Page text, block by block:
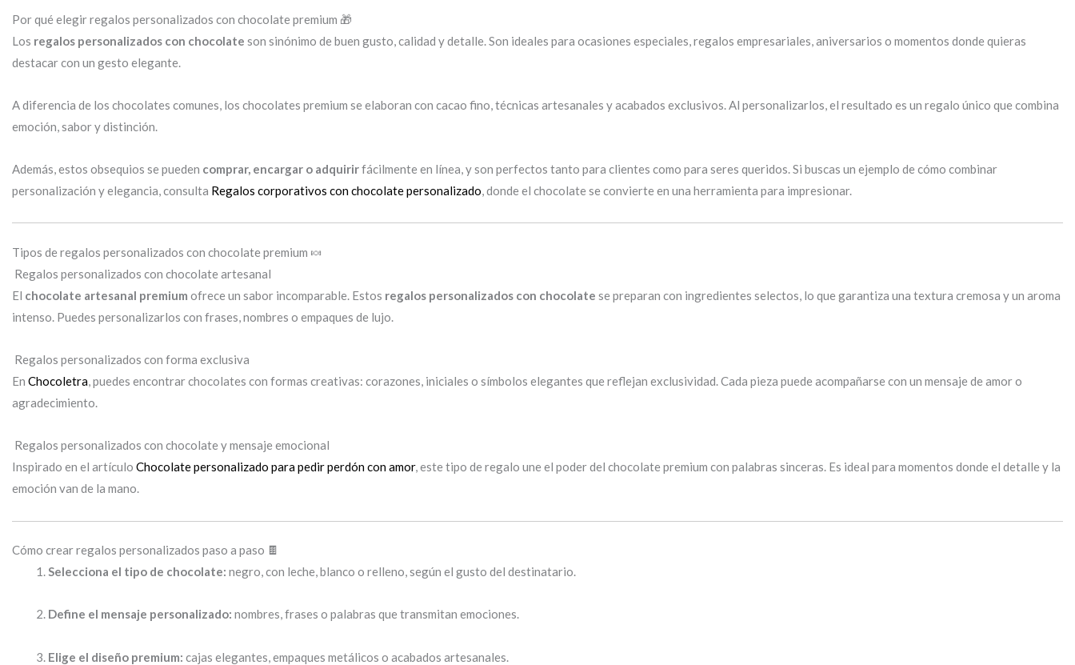
Por qué elegir regalos personalizados con chocolate premium 🎁
Los regalos personalizados con chocolate son sinónimo de buen gusto, calidad y detalle. Son ideales para ocasiones especiales, regalos empresariales, aniversarios o momentos donde quieras
destacar con un gesto elegante.
A diferencia de los chocolates comunes, los chocolates premium se elaboran con cacao fino, técnicas artesanales y acabados exclusivos. Al personalizarlos, el resultado es un regalo único que combina
emoción, sabor y distinción.
Además, estos obsequios se pueden comprar, encargar o adquirirfácilmente en línea, y son perfectos tanto para clientes como para seres queridos. Si buscas un ejemplo de cómo combinar
personalización y elegancia, consulta Regalos corporativos con chocolate personalizado, donde el chocolate se convierte en una herramienta para impresionar.
Tipos de regalos personalizados con chocolate premium 🍬
Regalos personalizados con chocolate artesanal
El chocolate artesanal premium ofrece un sabor incomparable. Estos regalos personalizados con chocolate se preparan con ingredientes selectos, lo que garantiza una textura cremosa y un aroma
intenso. Puedes personalizarlos con frases, nombres o empaques de lujo.
Regalos personalizados con forma exclusiva
En Chocoletra, puedes encontrar chocolates con formas creativas: corazones, iniciales o símbolos elegantes que reflejan exclusividad. Cada pieza puede acompañarse con un mensaje de amor o
agradecimiento.
Regalos personalizados con chocolate y mensaje emocional
Inspirado en el artículo Chocolate personalizado para pedir perdón con amor, este tipo de regalo une el poder del chocolate premium con palabras sinceras. Es ideal para momentos donde el detalle y la
emoción van de la mano.
Cómo crear regalos personalizados paso a paso 🍫
Selecciona el tipo de chocolate: negro, con leche, blanco o relleno, según el gusto del destinatario.
Define el mensaje personalizado: nombres, frases o palabras que transmitan emociones.
Elige el diseño premium: cajas elegantes, empaques metálicos o acabados artesanales.